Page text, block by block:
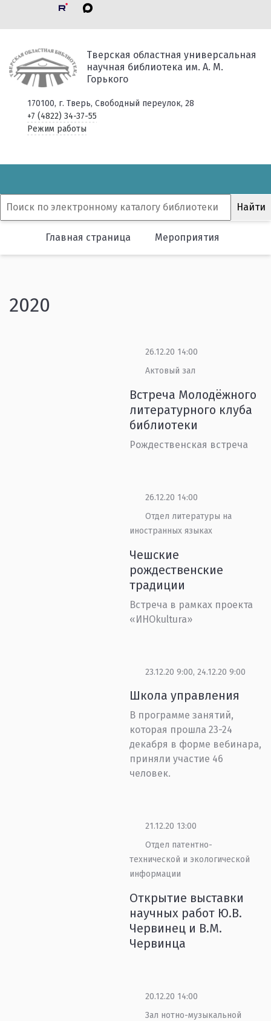
Тверская областная универсальная
научная библиотека им. А. М.
Горького
170100, г. Тверь, Свободный переулок, 28
+7 (4822) 34-37-55
Режим работы
Главная страница Мероприятия
2020
26.12.20 14:00
Актовый зал
Встреча Молодёжного
литературного клуба
библиотеки
Рождественская встреча
26.12.20 14:00
Отдел литературы на
иностранных языках
Чешские
рождественские
традиции
Встреча в рамках проекта
«ИНОkultura»
23.12.20 9:00, 24.12.20 9:00
Школа управления
В программе занятий,
которая прошла 23-24
декабря в форме вебинара,
приняли участие 46
человек.
21.12.20 13:00
Отдел патентно-
технической и экологической
информации
Открытие выставки
научных работ Ю.В.
Червинец и В.М.
Червинца
20.12.20 14:00
Зал нотно-музыкальной